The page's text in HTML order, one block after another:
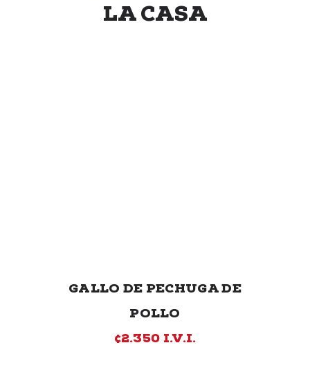
LA CASA
GALLO DE PECHUGA DE
POLLO
¢2.350 I.V.I.